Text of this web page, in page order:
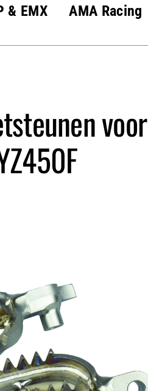
& EMX AMA Racing